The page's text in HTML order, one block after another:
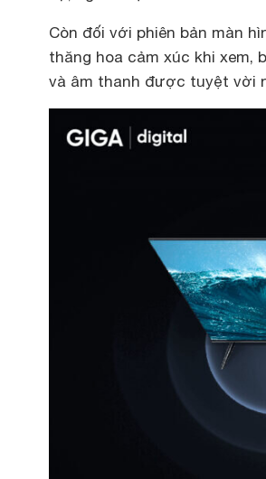
Còn đối với phiên bản màn
thăng hoa cảm xúc khi xem,
và âm thanh được tuyệt vời